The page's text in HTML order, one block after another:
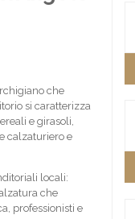
che
si caratterizza
e girasoli,
calzaturiero e
locali:
che
professionisti e